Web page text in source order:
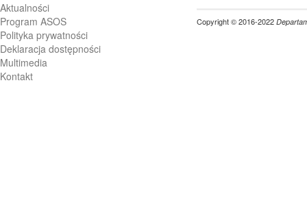
Aktualności
Program ASOS
Polityka prywatności
Deklaracja dostępności
Multimedia
Kontakt
Copyright © 2016-2022